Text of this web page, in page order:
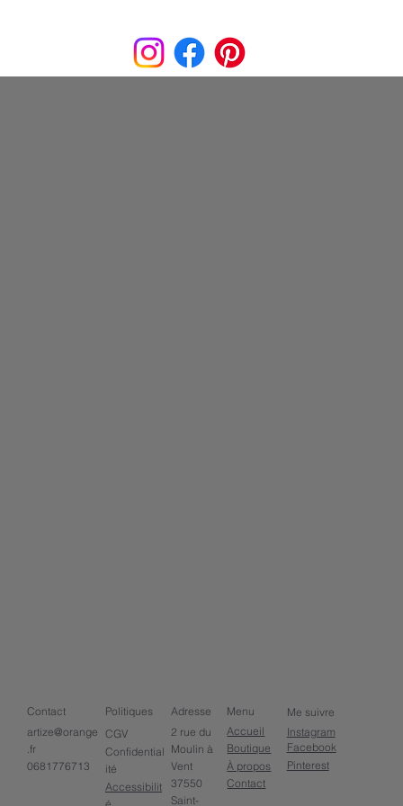
Contact
artize@orange
.fr
0681776713
Adresse
2 rue du
Moulin à
Vent
37550
Saint-
Menu
Accueil
Boutique
À propos
Contact
Me suivre
Instagram
Facebook
Pinterest
Politiques
CGV
Confidential
ité
Accessibilit